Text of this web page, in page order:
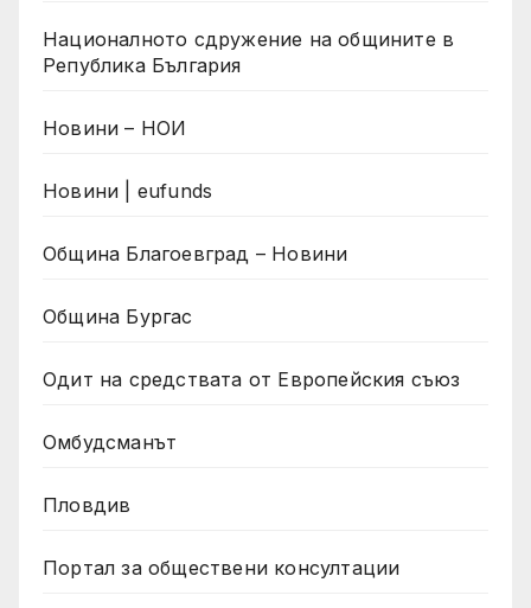
Националното сдружение на общините в
Република България
Новини – НОИ
Новини | eufunds
Община Благоевград – Новини
Община Бургас
Одит на средствата от Европейския съюз
Омбудсманът
Пловдив
Портал за обществени консултации